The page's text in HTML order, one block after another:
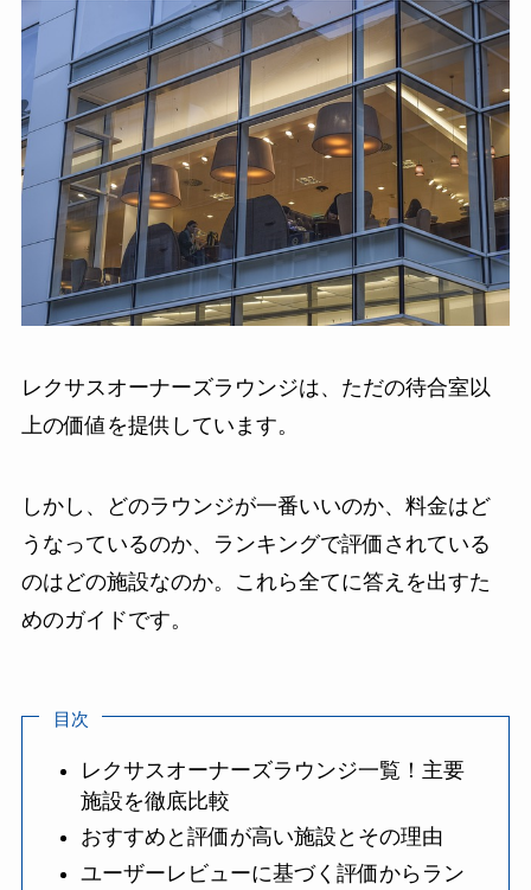
レクサスオーナーズラウンジは、ただの待合室以
上の価値を提供しています。
しかし、どのラウンジが一番いいのか、料金はど
うなっているのか、ランキングで評価されている
のはどの施設なのか。これら全てに答えを出すた
めのガイドです。
目次
レクサスオーナーズラウンジ一覧！主要
施設を徹底比較
おすすめと評価が高い施設とその理由
ユーザーレビューに基づく評価からラン